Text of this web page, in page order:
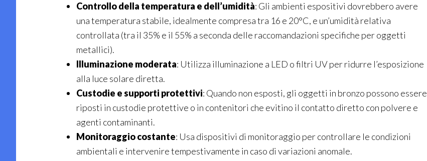
Controllo della temperatura e dell’umidità: Gli ambienti espositivi dovrebbero avere
una temperatura stabile, idealmente compresa tra 16 e 20°C, e un’umidità relativa
controllata (tra il 35% e il 55% a seconda delle raccomandazioni specifiche per oggetti
metallici).
Illuminazione moderata: Utilizza illuminazione a LED o filtri UV per ridurre l’esposizione
alla luce solare diretta.
Custodie e supporti protettivi: Quando non esposti, gli oggetti in bronzo possono essere
riposti in custodie protettive o in contenitori che evitino il contatto diretto con polvere e
agenti contaminanti.
Monitoraggio costante: Usa dispositivi di monitoraggio per controllare le condizioni
ambientali e intervenire tempestivamente in caso di variazioni anomale.